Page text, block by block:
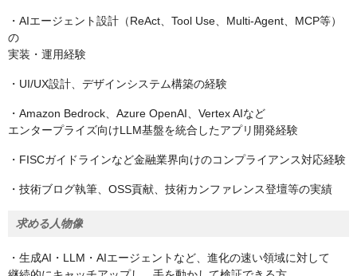
・AIエージェント設計（ReAct、Tool Use、Multi-Agent、MCP等）
の
実装・運用経験
・UI/UX設計、デザインシステム構築の経験
・Amazon Bedrock、Azure OpenAI、Vertex AIなど
エンタープライズ向けLLM基盤を統合したアプリ開発経験
・FISCガイドラインなど金融業界向けのコンプライアンス対応経験
・技術ブログ執筆、OSS貢献、技術カンファレンス登壇等の実績
求める人物像
・生成AI・LLM・AIエージェントなど、進化の速い領域に対して